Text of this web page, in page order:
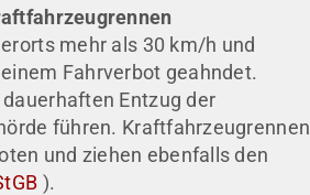
mehr als 30 km/h und
Fahrverbot geahndet.
Entzug der
führen. Kraftfahrzeugrennen
und ziehen ebenfalls den
).